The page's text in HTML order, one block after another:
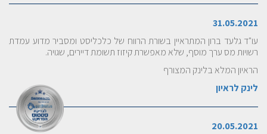
31.05.2021
עו"ד גלעד ברון המתראיין בשורת הרווח של כלכליסט ומסביר מדוע עמדת
רשויות מס ערך מוסף, שלא מאפשרת קיזוז תשומת דיירים, שגויה.
הראיון המלא בלינק המצורף
לינק לראיון
20.05.2021